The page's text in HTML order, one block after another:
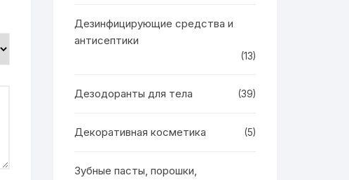
Дезинфицирующие средства и
антисептики
(13)
Дезодоранты для тела (39)
Декоративная косметика (5)
Зубные пасты, порошки,